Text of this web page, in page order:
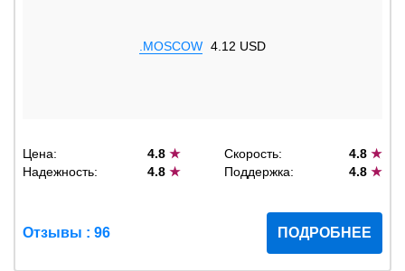
.MOSCOW 4.12 USD
Цена: 4.8★ Скорость: 4.8 ★
Надежность:
4.8★ Поддержка: 4.8 ★
Отзывы : 96 ПОДРОБНЕЕ